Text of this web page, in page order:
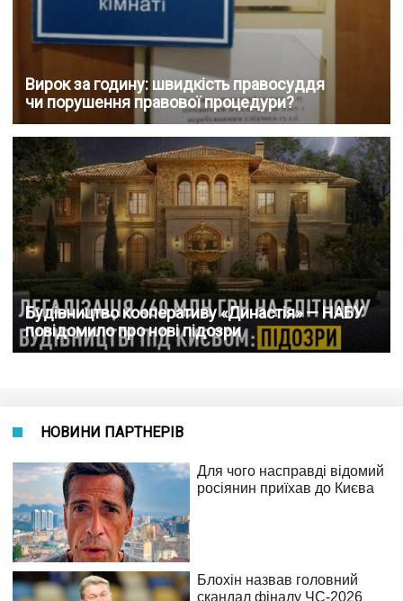
Вирок за годину: швидкість правосуддя
чи порушення правової процедури?
Будівництво кооперативу «Династія» — НАБУ
повідомило про нові підозри
НОВИНИ ПАРТНЕРІВ